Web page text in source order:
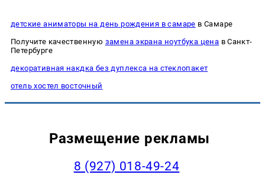
детские аниматоры на день рождения в самаре в Самаре
Получите качественную замена экрана ноутбука цена в Санкт-
Петербурге
декоративная накдка без дуплекса на стеклопакет
отель хостел восточный
Размещение рекламы
8 (927) 018-49-24